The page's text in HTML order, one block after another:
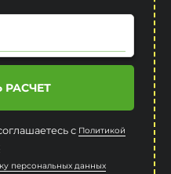
РАСЧЕТ
с Политикой
персональных данных